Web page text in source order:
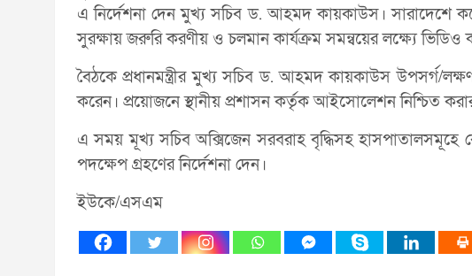
এ নির্দেশনা দেন মুখ্য সচিব ড. আহমদ কায়কাউস। সারাদেশে
সুরক্ষায় জরুরি করণীয় ও চলমান কার্যক্রম সমন্বয়ের লক্ষ্যে
বৈঠকে প্রধানমন্ত্রীর মুখ্য সচিব ড. আহমদ কায়কাউস উপসর্গ/
করেন। প্রয়োজনে স্থানীয় প্রশাসন কর্তৃক আইসোলেশন নিশ্চিত করার
এ সময় মূখ্য সচিব অক্সিজেন সরবরাহ বৃদ্ধিসহ হাসপাতালসমূহে
পদক্ষেপ গ্রহণের নির্দেশনা দেন।
ইউকে/এসএম